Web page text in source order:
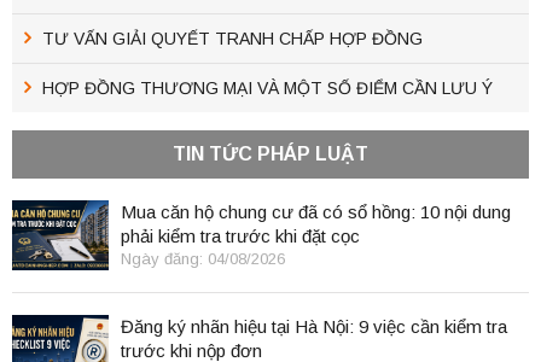
TƯ VẤN GIẢI QUYẾT TRANH CHẤP HỢP ĐỒNG
HỢP ĐỒNG THƯƠNG MẠI VÀ MỘT SỐ ĐIỂM CẦN LƯU Ý
TIN TỨC PHÁP LUẬT
Mua căn hộ chung cư đã có sổ hồng: 10 nội dung
phải kiểm tra trước khi đặt cọc
Ngày đăng: 04/08/2026
Đăng ký nhãn hiệu tại Hà Nội: 9 việc cần kiểm tra
trước khi nộp đơn